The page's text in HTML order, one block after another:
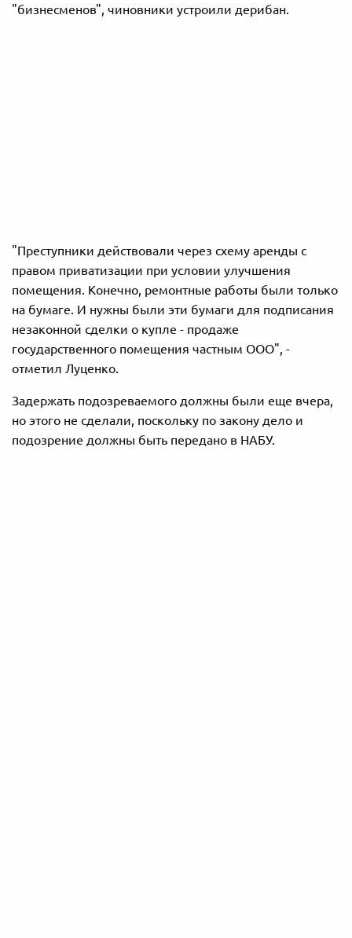
"бизнесменов", чиновники устроили дерибан.
"Преступники действовали через схему аренды с
правом приватизации при условии улучшения
помещения. Конечно, ремонтные работы были только
на бумаге. И нужны были эти бумаги для подписания
незаконной сделки о купле - продаже
государственного помещения частным ООО", -
отметил Луценко.
Задержать подозреваемого должны были еще вчера,
но этого не сделали, поскольку по закону дело и
подозрение должны быть передано в НАБУ.